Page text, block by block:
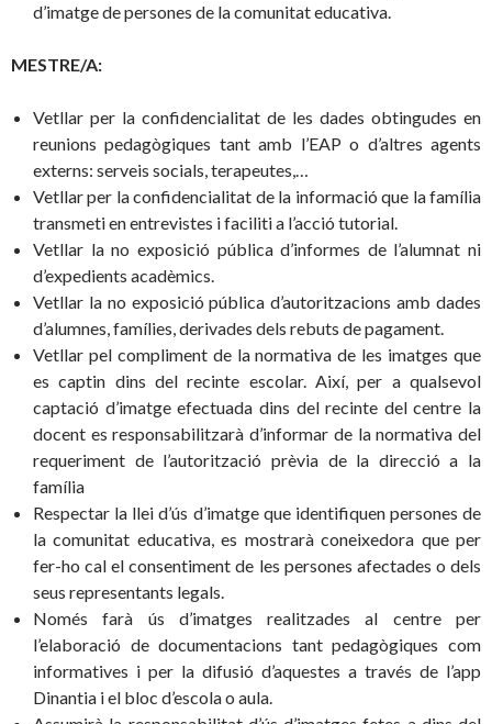
d’imatge de persones de la comunitat educativa.
MESTRE/A:
Vetllar per la confidencialitat de les dades obtingudes en
reunions pedagògiques tant amb l’EAP o d’altres agents
externs: serveis socials, terapeutes,…
Vetllar per la confidencialitat de la informació que la família
transmeti en entrevistes i faciliti a l’acció tutorial.
Vetllar la no exposició pública d’informes de l’alumnat ni
d’expedients acadèmics.
Vetllar la no exposició pública d’autoritzacions amb dades
d’alumnes, famílies, derivades dels rebuts de pagament.
Vetllar pel compliment de la normativa de les imatges que
es captin dins del recinte escolar. Així, per a qualsevol
captació d’imatge efectuada dins del recinte del centre la
docent es responsabilitzarà d’informar de la normativa del
requeriment de l’autorització prèvia de la direcció a la
família
Respectar la llei d’ús d’imatge que identifiquen persones de
la comunitat educativa, es mostrarà coneixedora que per
fer-ho cal el consentiment de les persones afectades o dels
seus representants legals.
Només farà ús d’imatges realitzades al centre per
l’elaboració de documentacions tant pedagògiques com
informatives i per la difusió d’aquestes a través de l’app
Dinantia i el bloc d’escola o aula.